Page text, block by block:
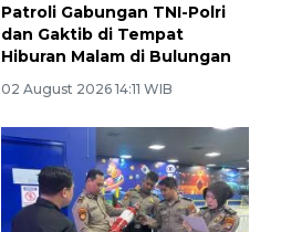
Patroli Gabungan TNI-Polri
dan Gaktib di Tempat
Hiburan Malam di Bulungan
02 August 2026 14:11 WIB